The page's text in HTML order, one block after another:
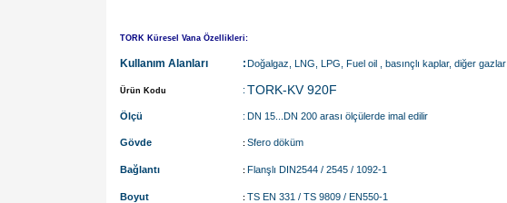
TORK Küresel Vana Özellikleri:
Kullanım Alanları :Doğalgaz, LNG, LPG, Fuel oil , basınçlı kaplar, diğer gazlar
Ürün Kodu : TORK-KV 920F
Ölçü : DN 15...DN 200 arası ölçülerde imal edilir
Gövde : Sfero döküm
Bağlantı : Flanşlı DIN2544 / 2545 / 1092-1
Boyut : TS EN 331 / TS 9809 / EN550-1